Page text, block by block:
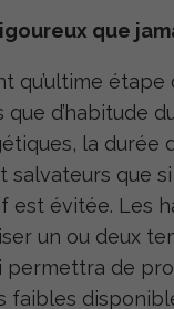
que
qu’ultime
que d’habitude
la durée
salvateurs que
est évitée. Les
un ou deux
permettra de
faibles